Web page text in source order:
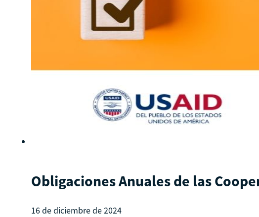
Obligaciones Anuales de las
16 de diciembre de 2024